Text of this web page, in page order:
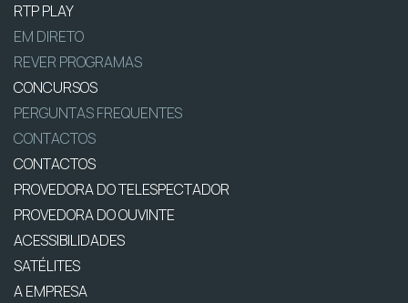
RTP PLAY
EM DIRETO
REVER PROGRAMAS
CONCURSOS
PERGUNTAS FREQUENTES
CONTACTOS
CONTACTOS
PROVEDORA DO TELESPECTADOR
PROVEDORA DO OUVINTE
ACESSIBILIDADES
SATÉLITES
A EMPRESA